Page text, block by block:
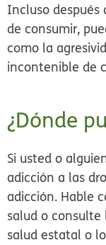
Incluso después
de consumir,
como la
incontenible de
¿Dónde
Si usted o
adicción a las
adicción. Hable
salud o
salud estatal o